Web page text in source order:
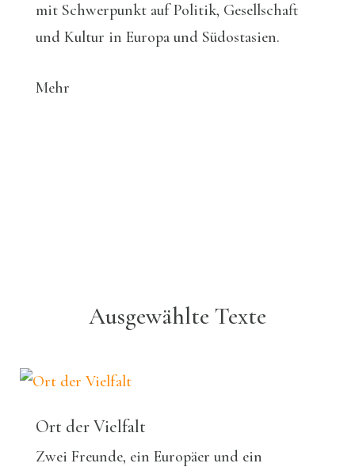
mit Schwerpunkt auf Politik, Gesellschaft
und Kultur in Europa und Südostasien.
Mehr
Ausgewählte Texte
Ort der Vielfalt
Zwei Freunde, ein Europäer und ein